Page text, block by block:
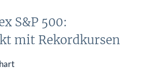
S&P 500:
mit Rekordkursen